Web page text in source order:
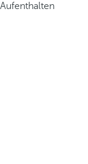
Aufenthalten